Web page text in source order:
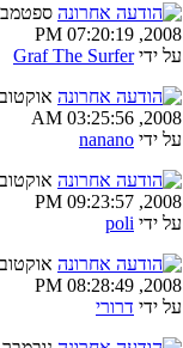
2008, 07:20:19 PM
על ידיGraf The Surfer
2008, 03:25:56 AM
על ידי nanano
2008, 09:23:57 PM
על ידי poli
2008, 08:28:49 PM
על ידי דרורי